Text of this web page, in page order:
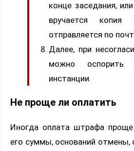
конце заседания,
вручается копия
отправляется по
Далее, при
можно оспорить
инстанции.
Не проще ли оплатить
Иногда оплата штрафа
его суммы, оснований отмены,